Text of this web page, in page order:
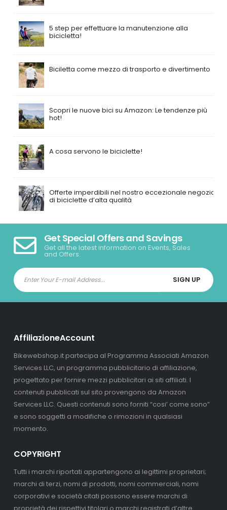
5 step per effettuare la manutenzione alla
bicicletta!
Biciletta come mezzo di trasporto e divertimento
Scopri le nuove bici su Amazon: Le tendenze più
hot!
A cosa servono le biciclette!
Offerte imperdibili nel nostro eccezionale negozio
di biciclette d’alta qualità
Get Special Offers and Savings
Get all the latest information on Events, Sales
and Offers.
AffiliazioneAccount
Bikewebshop.it partecipa al Programma Associati Amazon
Services LLC, un programma pubblicitario di affiliazione,
progettato per fornire mezzi pubblicitari ai siti affiliati. I
contenuti pubblicati sul sito provengono da Amazon
Services LLC. Questi contenuti sono forniti “cosi’ come sono”
e sono soggetti a modifiche o rimozioni in qualsiasi
momento.
COPYRIGHT
Tutti i marchi riportati appartengono ai legittimi proprietari;
marchi di terzi, nomi di prodotti, nomi commerciali, nomi
corporativi e società citati possono essere marchi di